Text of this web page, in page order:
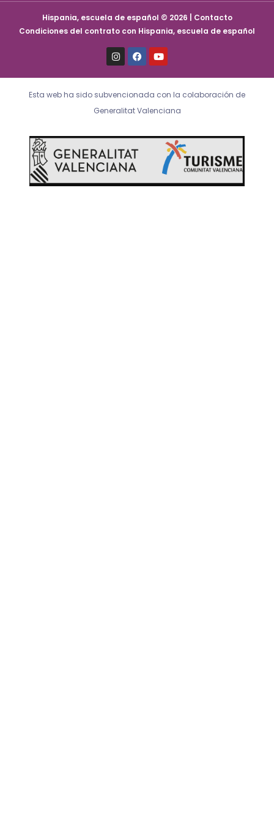
Hispania, escuela de español © 2026 | Contacto
Condiciones del contrato con Hispania, escuela de español
I
n
s
t
g
r
a
F
a
c
e
o
o
k
Y
o
u
t
b
e
Esta web ha sido subvencionada con la colaboración de
Generalitat Valenciana